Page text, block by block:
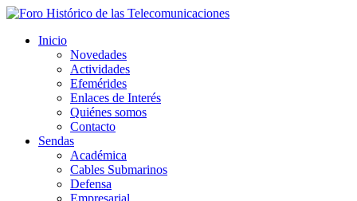
Inicio
Novedades
Actividades
Efemérides
Enlaces de Interés
Quiénes somos
Contacto
Sendas
Académica
Cables Submarinos
Defensa
Empresarial